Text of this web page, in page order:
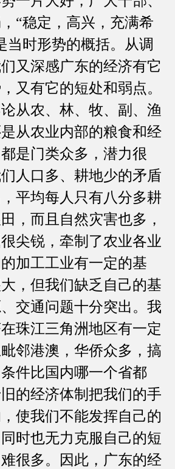
“稳定，高兴，充满希
时形势的概括。从调
又深感广东的经济有它
又有它的短处和弱点。
从农、林、牧、副、渔
从农业内部的粮食和经
是门类众多，潜力很
人口多、耕地少的矛盾
平均每人只有八分多耕
，而且自然灾害也多，
尖锐，牵制了农业各业
加工工业有一定的基
，但我们缺乏自己的基
交通问题十分突出。我
珠江三角洲地区有一定
邻港澳，华侨众多，搞
件比国内哪一个省都
的经济体制把我们的手
使我们不能发挥自己的
时也无力克服自己的短
很多。因此，广东的经